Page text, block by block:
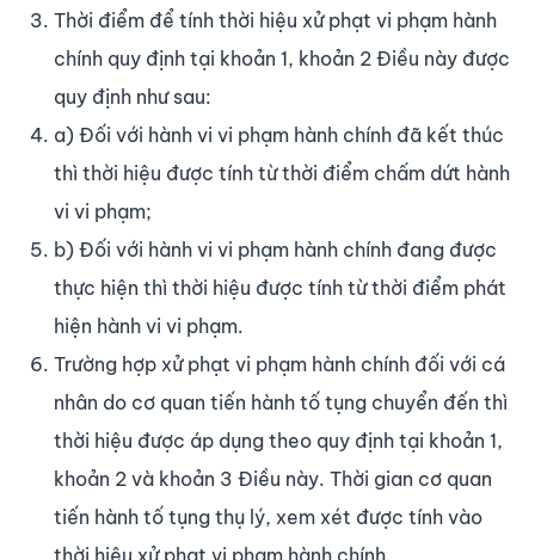
Thời điểm để tính thời hiệu xử phạt vi phạm hành
chính quy định tại khoản 1, khoản 2 Điều này được
quy định như sau:
a) Đối với hành vi vi phạm hành chính đã kết thúc
thì thời hiệu được tính từ thời điểm chấm dứt hành
vi vi phạm;
b) Đối với hành vi vi phạm hành chính đang được
thực hiện thì thời hiệu được tính từ thời điểm phát
hiện hành vi vi phạm.
Trường hợp xử phạt vi phạm hành chính đối với cá
nhân do cơ quan tiến hành tố tụng chuyển đến thì
thời hiệu được áp dụng theo quy định tại khoản 1,
khoản 2 và khoản 3 Điều này. Thời gian cơ quan
tiến hành tố tụng thụ lý, xem xét được tính vào